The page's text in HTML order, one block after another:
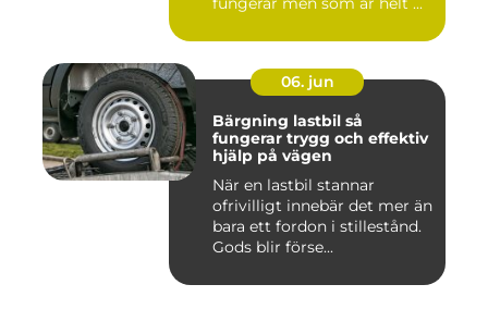
06. jun
Bärgning lastbil så
fungerar trygg och effektiv
hjälp på vägen
När en lastbil stannar
ofrivilligt innebär det mer än
bara ett fordon i stillestånd.
Gods blir förse...